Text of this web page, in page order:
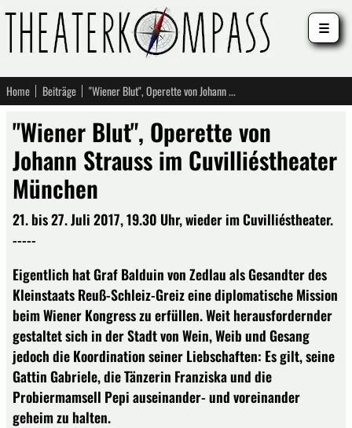
Home Beiträge "Wiener Blut", Operette von Johann Strauss im Cuvilliéstheater München
"Wiener Blut", Operette von
Johann Strauss im Cuvilliéstheater
München
21. bis 27. Juli 2017, 19.30 Uhr, wieder im Cuvilliéstheater.
-----
Eigentlich hat Graf Balduin von Zedlau als Gesandter des
Kleinstaats Reuß-Schleiz-Greiz eine diplomatische Mission
beim Wiener Kongress zu erfüllen. Weit herausfordernder
gestaltet sich in der Stadt von Wein, Weib und Gesang
jedoch die Koordination seiner Liebschaften: Es gilt, seine
Gattin Gabriele, die Tänzerin Franziska und die
Probiermamsell Pepi auseinander- und voreinander
geheim zu halten.
☰